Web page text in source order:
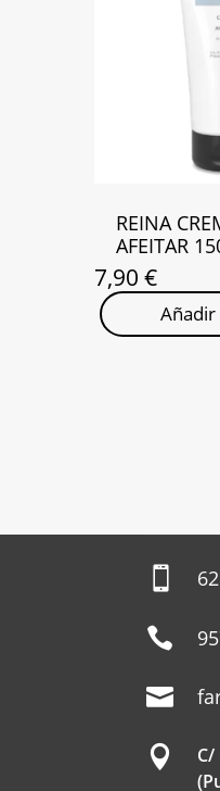
REINA
AFEITAR
7,90 €


